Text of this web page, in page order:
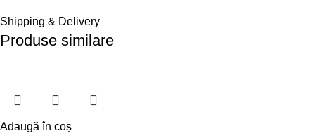
Shipping & Delivery
Produse similare
Adaugă în coș